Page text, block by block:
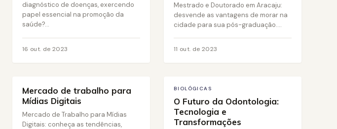
diagnóstico de doenças, exercendo
papel essencial na promoção da
saúde?...
16 out. de 2023
Mestrado e Doutorado em Aracaju:
desvende as vantagens de morar na
cidade para sua pós-graduação....
11 out. de 2023
Mercado de trabalho para
Mídias Digitais
Mercado de Trabalho para Mídias
Digitais: conheça as tendências,
BIOLÓGICAS
O Futuro da Odontologia:
Tecnologia e
Transformações